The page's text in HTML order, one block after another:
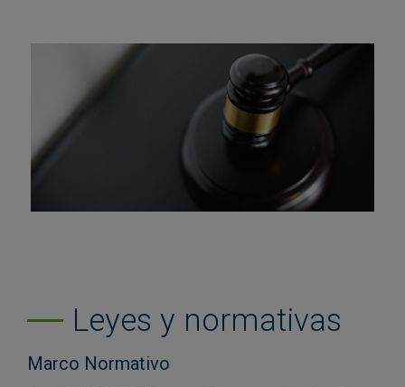
Leyes y normativas
Marco Normativo